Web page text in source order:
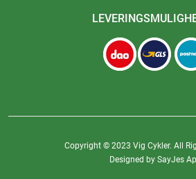
Copyright © 2023 Vig Cykler. All
Designed by SayJes